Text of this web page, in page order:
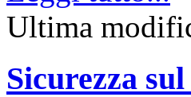
Ultima
Sicurezza